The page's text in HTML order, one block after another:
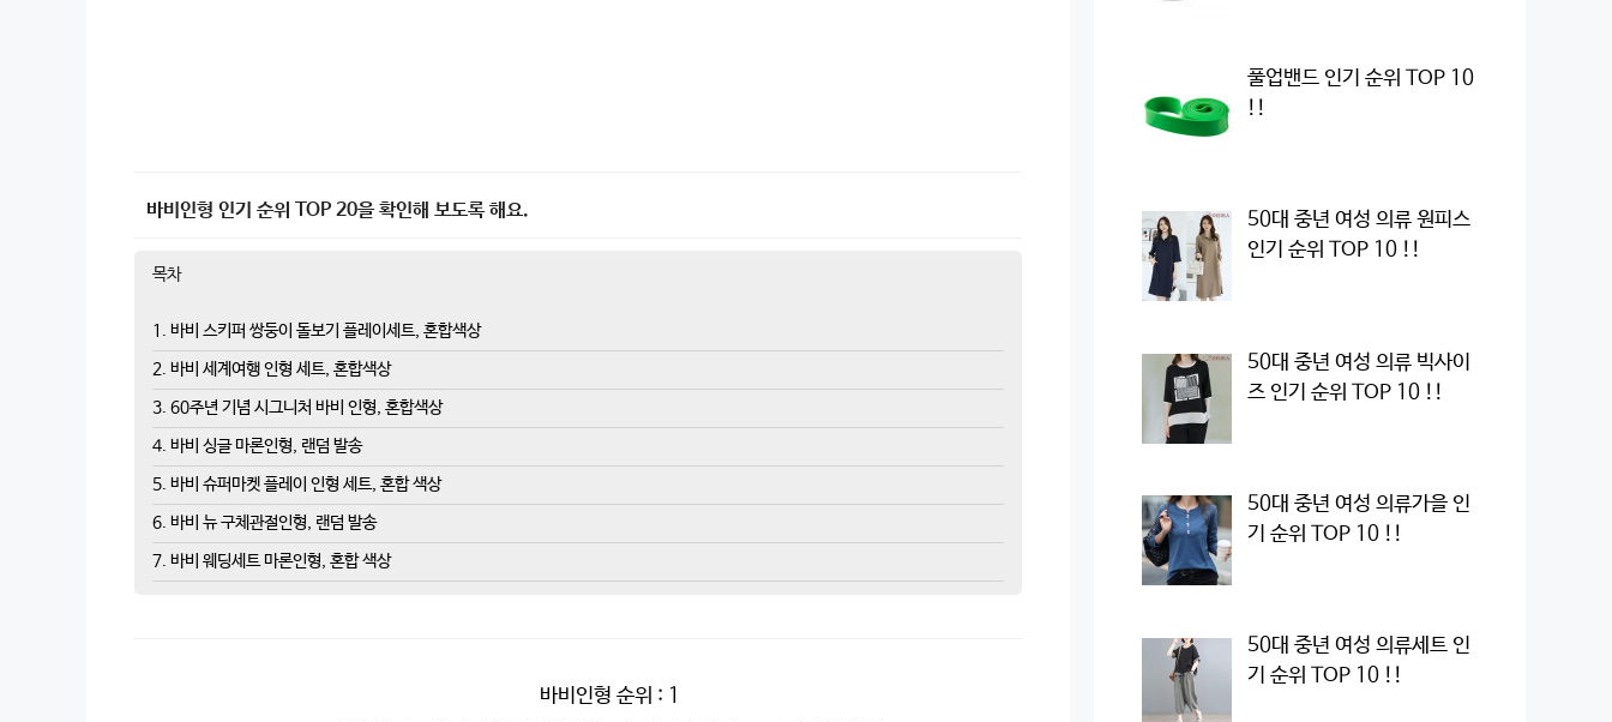
바비인형 인기 순위 TOP 20을 확인해 보도록 해요.
목차
1. 바비 스키퍼 쌍둥이 돌보기 플레이세트, 혼합색상
2. 바비 세계여행 인형 세트, 혼합색상
3. 60주년 기념 시그니처 바비 인형, 혼합색상
4. 바비 싱글 마론인형, 랜덤 발송
5. 바비 슈퍼마켓 플레이 인형 세트, 혼합 색상
6. 바비 뉴 구체관절인형, 랜덤 발송
7. 바비 웨딩세트 마론인형, 혼합 색상
바비인형 순위 : 1
풀업밴드 인기 순위 TOP 10
!!
50대 중년 여성 의류 원피스
인기 순위 TOP 10 !!
50대 중년 여성 의류 빅사이
즈 인기 순위 TOP 10 !!
50대 중년 여성 의류가을 인
기 순위 TOP 10 !!
50대 중년 여성 의류세트 인
기 순위 TOP 10 !!